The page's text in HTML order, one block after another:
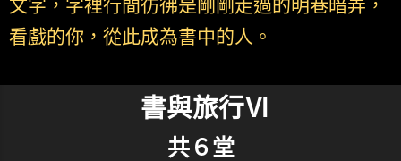
文字，字裡行間彷彿是剛剛走過的明巷暗弄，
看戲的你，從此成為書中的人。
書與旅行Ⅵ
共６堂